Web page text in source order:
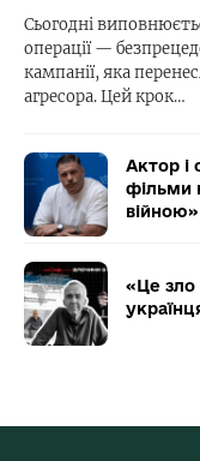
Сьогодні
операції —
кампанії, яка
агресора. Цей крок…
Актор і
фільми
війною»
«Це зло